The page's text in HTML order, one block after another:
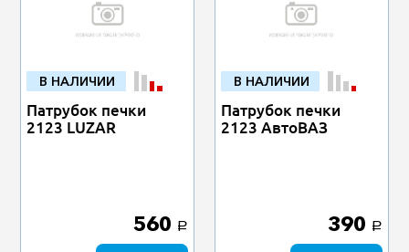
В НАЛИЧИИ
Патрубок печки
2123 LUZAR
560 a
В НАЛИЧИИ
Патрубок печки
2123 АвтоВАЗ
390 a